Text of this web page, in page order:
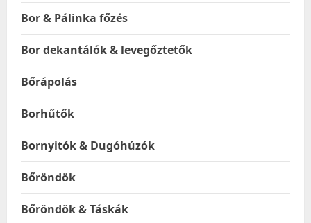
Bor & Pálinka főzés
Bor dekantálók & levegőztetők
Bőrápolás
Borhűtők
Bornyitók & Dugóhúzók
Bőröndök
Bőröndök & Táskák